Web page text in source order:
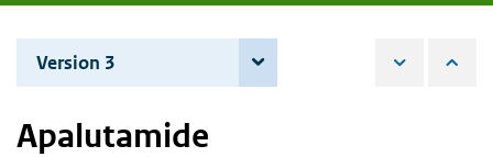
are
here:
Version 3
Apalutamide